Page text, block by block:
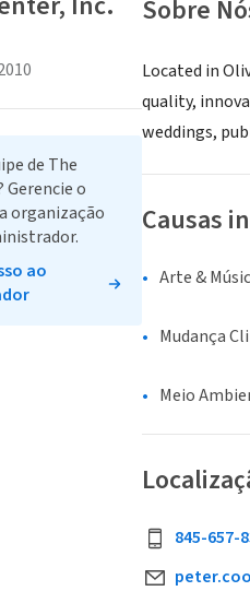
Sobre
Located in
quality,
weddings,
Causas
Arte &
Mudança
Meio
845-657-
de The
Gerencie o
organização
ao